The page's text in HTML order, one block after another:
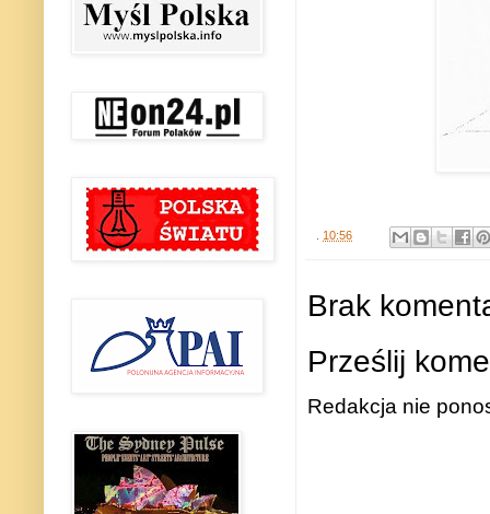
10:56
Brak
Prześlij
Redakcja nie